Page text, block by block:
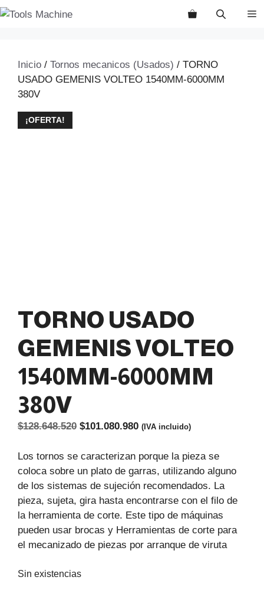
Saltar
Inicio / Tornos mecanicos (Usados) / TORNO
USADO GEMENIS VOLTEO 1540MM-6000MM
380V
¡OFERTA!
TORNO USADO
GEMENIS VOLTEO
1540MM-6000MM
380V
$128.648.520 El
original
era:
$128.648.520.
$101.080.980El
actual
es:
$101.080.980.
(IVA incluido)
Los tornos se caracterizan porque la pieza se
coloca sobre un plato de garras, utilizando alguno
de los sistemas de sujeción recomendados. La
pieza, sujeta, gira hasta encontrarse con el filo de
la herramienta de corte. Este tipo de máquinas
pueden usar brocas y Herramientas de corte para
el mecanizado de piezas por arranque de viruta
Sin existencias